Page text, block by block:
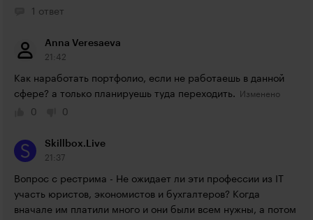
1 ответ
Anna Veresaeva
21:42
Как наработать портфолио, если не работаешь в данной
сфере? а только планируешь туда переходить.
0
0
Skillbox.Live
21:37
Вопрос с рестрима - Не ожидает ли эти профессии из IT
участь юристов, экономистов и бухгалтеров? Когда
вначале им платили много и они были всем нужны, а потом